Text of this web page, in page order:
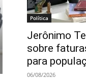
Política
Jerônimo
sobre
para
06/08/2026